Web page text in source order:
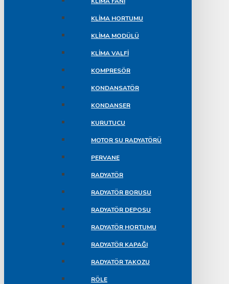
KLIMA HORTUMU
KLIMA MODÜLÜ
KLIMA VALFI
KOMPRESÖR
KONDANSATÖR
KONDANSER
KURUTUCU
MOTOR SU RADYATÖRÜ
PERVANE
RADYATÖR
RADYATÖR BORUSU
RADYATÖR DEPOSU
RADYATÖR HORTUMU
RADYATÖR KAPAĞI
RADYATÖR TAKOZU
RÖLE